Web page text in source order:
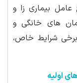
بیماری زا و
های خانگی و
برخی شرایط خاص،
اولیه